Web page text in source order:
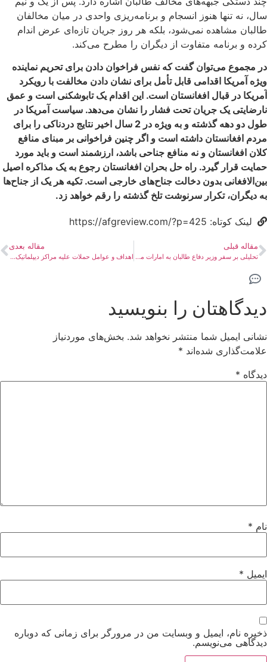
سال، نه تنها هنوز انسجام و برنامه‌ریزی واحدی در میان مخالفان
طالبان مشاهده نمی‌شود، بلکه هر روز جریان تازه‌ای عرض اندام
کرده و برنامه متفاوت از دیگران را مطرح می‌کند.
در مجموع می‌توان گفت که نفس فراخوان دادن برای تحریم نماینده
ویژه آمریکا اقدامی قابل تأمل برای نشان دادن مخالفت با رویکرد
آمریکا در قبال افغانستان است. این اقدام یک تابوشکنی است و عمق
نارضایتی یک جریان تحت فشار را نشان می‌دهد. سیاست آمریکا در
طول دو دهه گذشته و به ویژه در 2 سال اخیر نتایج دردناکی را برای
مردم افغانستان داشته است و اگر چنین فراخوانی بر مبنای منافع
کلان افغانستان و نه منافع جناحی باشد، ارزشمند است و باید مورد
حمایت قرار گیرد. راه حل بحران افغانستان رجوع به یک مذاکره اصیل
بین‌الافغانی بدون دخالت جناح‌های خارجی است. تکیه هر یک از جناح‌ها
به دیگران، تکرار سرنوشت تلخ گذشته را رقم خواهد زد.
لینک کوتاه: https://afgreview.com/?p=425
مقاله قبلی
تحلیلی بر سفر وزیر دفاع طالبان به امارات متحده عربی
مقاله بعدی
اهداف و عوامل حملات علیه مراکز دیپلماتیک در افغانستان
دیدگاهتان را بنویسید
نشانی ایمیل شما منتشر نخواهد شد. بخش‌های موردنیاز
علامت‌گذاری شده‌اند *
دیدگاه *
نام *
ایمیل *
ذخیره نام، ایمیل و وبسایت من در مرورگر برای زمانی که دوباره
دیدگاهی می‌نویسم.